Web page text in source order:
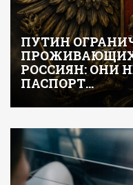
ПУТИН
РОССИЯН: ОНИ
ПАСПОРТ…